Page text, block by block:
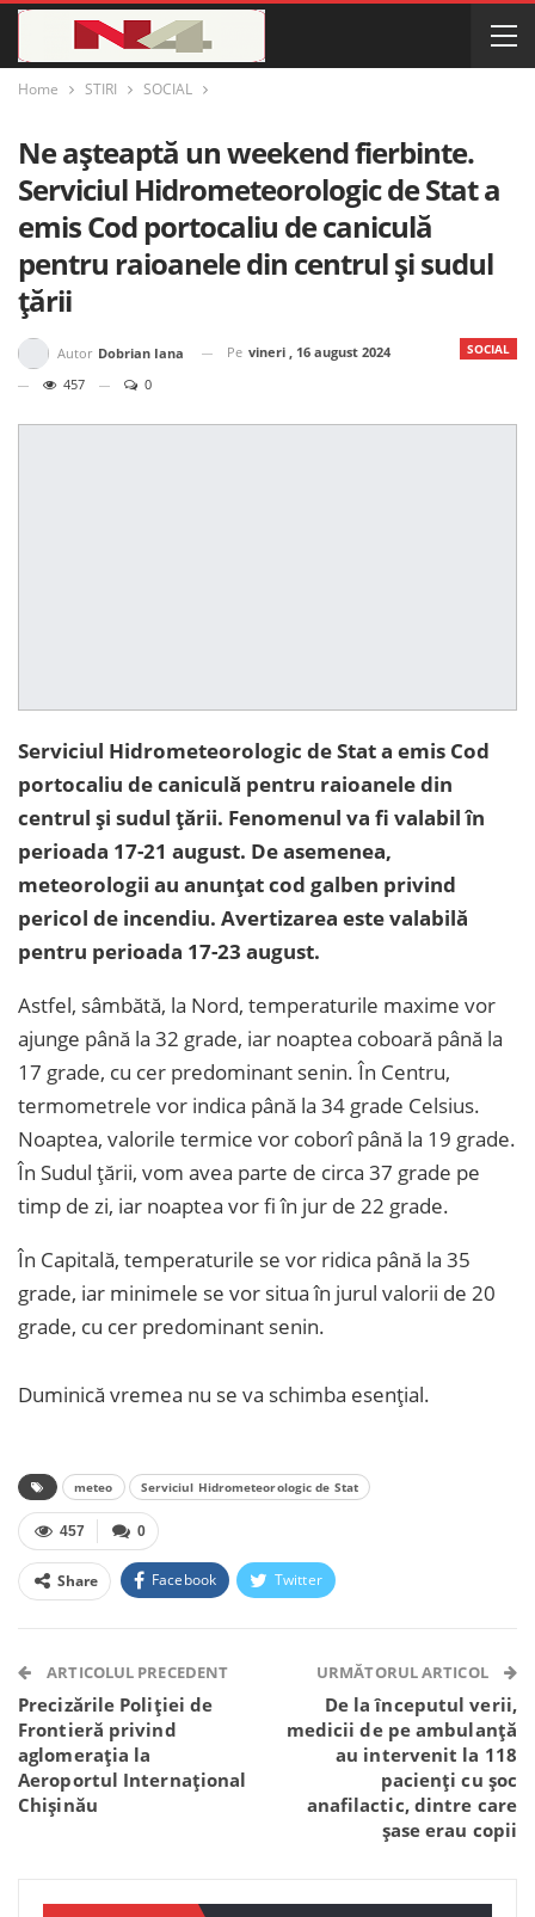
Home STIRI SOCIAL
Ne așteaptă un weekend fierbinte.
Serviciul Hidrometeorologic de Stat a
emis Cod portocaliu de caniculă
pentru raioanele din centrul și sudul
țării
SOCIAL
Autor Dobrian Iana Pe vineri , 16 august 2024
457
0
Serviciul Hidrometeorologic de Stat a emis Cod
portocaliu de caniculă pentru raioanele din
centrul și sudul țării. Fenomenul va fi valabil în
perioada 17-21 august. De asemenea,
meteorologii au anunțat cod galben privind
pericol de incendiu. Avertizarea este valabilă
pentru perioada 17-23 august.
Astfel, sâmbătă, la Nord, temperaturile maxime vor
ajunge până la 32 grade, iar noaptea coboară până la
17 grade, cu cer predominant senin. În Centru,
termometrele vor indica până la 34 grade Celsius.
Noaptea, valorile termice vor coborî până la 19 grade.
În Sudul țării, vom avea parte de circa 37 grade pe
timp de zi, iar noaptea vor fi în jur de 22 grade.
În Capitală, temperaturile se vor ridica până la 35
grade, iar minimele se vor situa în jurul valorii de 20
grade, cu cer predominant senin.
Duminică vremea nu se va schimba esențial.
meteo Serviciul Hidrometeorologic de Stat
0
457
Share Facebook Twitter
Telegram WhatsApp Viber
ARTICOLUL PRECEDENT
Precizările Poliției de
Frontieră privind
aglomerația la
Aeroportul Internațional
Chișinău
URMĂTORUL ARTICOL
De la începutul verii,
medicii de pe ambulanță
au intervenit la 118
pacienți cu șoc
anafilactic, dintre care
șase erau copii